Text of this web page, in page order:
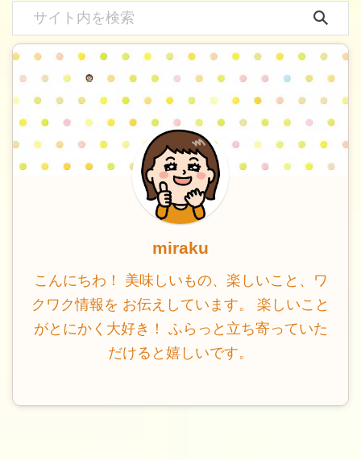
miraku
こんにちわ！ 美味しいもの、楽しいこと、ワ
クワク情報を お伝えしています。 楽しいこと
がとにかく大好き！ ふらっと立ち寄っていた
だけると嬉しいです。